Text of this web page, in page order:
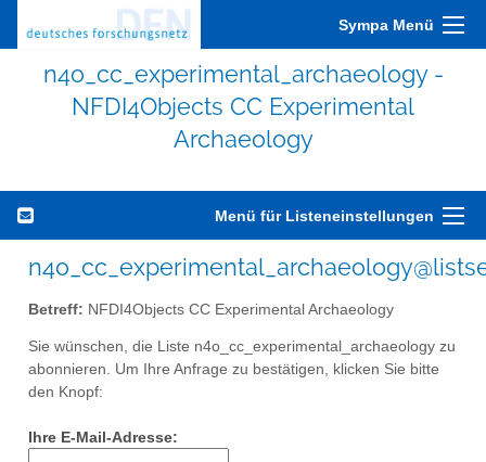
Sympa Menü
n4o_cc_experimental_archaeology -
NFDI4Objects CC Experimental
Archaeology
Menü für Listeneinstellungen
Betreff: NFDI4Objects CC Experimental Archaeology
Sie wünschen, die Liste n4o_cc_experimental_archaeology zu
abonnieren. Um Ihre Anfrage zu bestätigen, klicken Sie bitte
den Knopf:
Ihre E-Mail-Adresse: